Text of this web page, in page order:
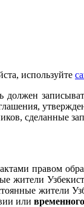
используйте
сделанные
правом
жители
жители
или